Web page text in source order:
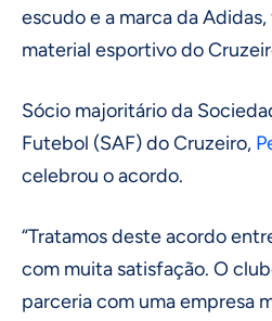
escudo e a marca da
material esportivo do
Sócio majoritário da
Futebol (SAF) do Cruzeiro,
celebrou o acordo.
“Tratamos deste acordo
com muita satisfação. O
parceria com uma empresa